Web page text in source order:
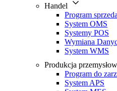
Handel
Program
System OMS
Systemy POS
Wymiana
System WMS
Produkcja
Program do
System APS